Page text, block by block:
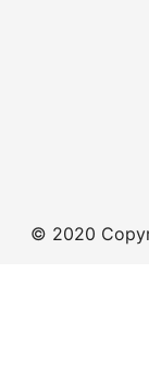
© 2020